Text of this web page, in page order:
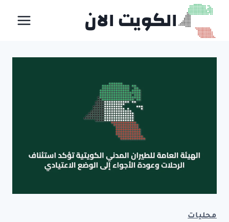
التجاوز
المحتوى
الكويت الان
محليات